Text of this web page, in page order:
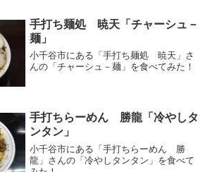
手打ち麺処 暁天「チャーシュ－
麺」
小千谷市にある「手打ち麺処 暁天」さ
んの「チャーシュ－麺」を食べてみた！
手打ちらーめん 勝龍「冷やしタ
ンタン」
小千谷市にある「手打ちらーめん 勝
龍」さんの「冷やしタンタン」を食べて